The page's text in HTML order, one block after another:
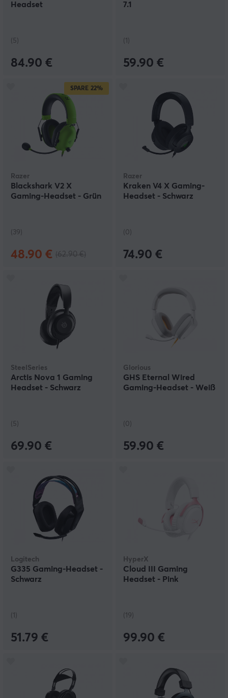
Headset
(5)
84.90 €
7.1
(1)
59.90 €
SPARE 22%
Razer
Blackshark V2 X
Gaming-Headset - Grün
(39)
48.90 €
Razer
Kraken V4 X Gaming-
Headset - Schwarz
(0)
74.90 €
SteelSeries
Arctis Nova 1 Gaming
Headset - Schwarz
(5)
69.90 €
Glorious
GHS Eternal Wired
Gaming-Headset - Weiß
(0)
59.90 €
Logitech
G335 Gaming-Headset -
Schwarz
(1)
51.79 €
HyperX
Cloud III Gaming
Headset - Pink
(19)
99.90 €